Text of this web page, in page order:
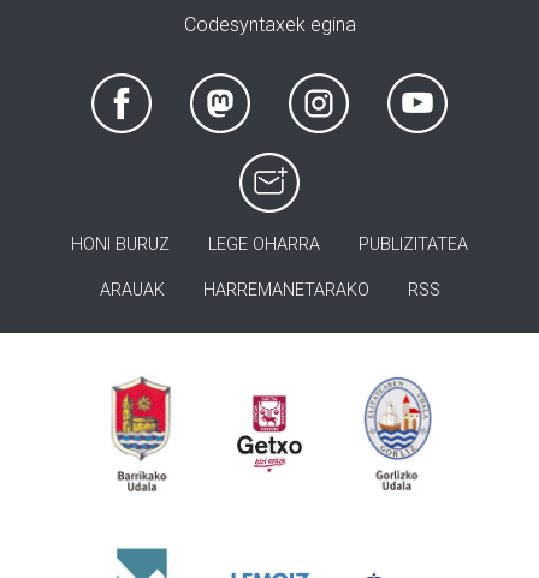
Codesyntaxek egina
HONI BURUZ LEGE OHARRA PUBLIZITATEA
ARAUAK HARREMANETARAKO RSS